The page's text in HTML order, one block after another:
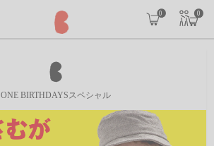
0 0
ONE BIRTHDAYSスペシャル